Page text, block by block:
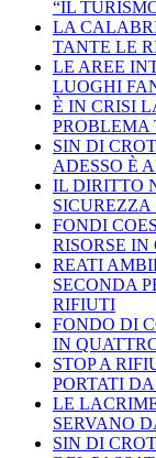
“IL
LA
TANTE LE
LE AREE
LUOGHI
È IN CRISI
PROBLEMA
SIN DI
ADESSO È
IL DIRITTO
FONDI
RISORSE
REATI
SECONDA
RIFIUTI
FONDO DI
IN
STOP A
PORTATI
LE
SERVANO
SIN DI